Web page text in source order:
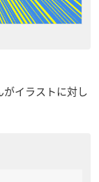
イラストに対し